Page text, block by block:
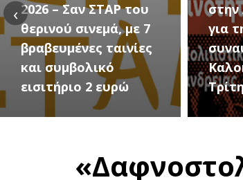
στην Αλεξάνδρεια
για την μεγάλη
συναυλία του
Καλοκαιριού την
Τρίτη 18 Αυγούστου
‹